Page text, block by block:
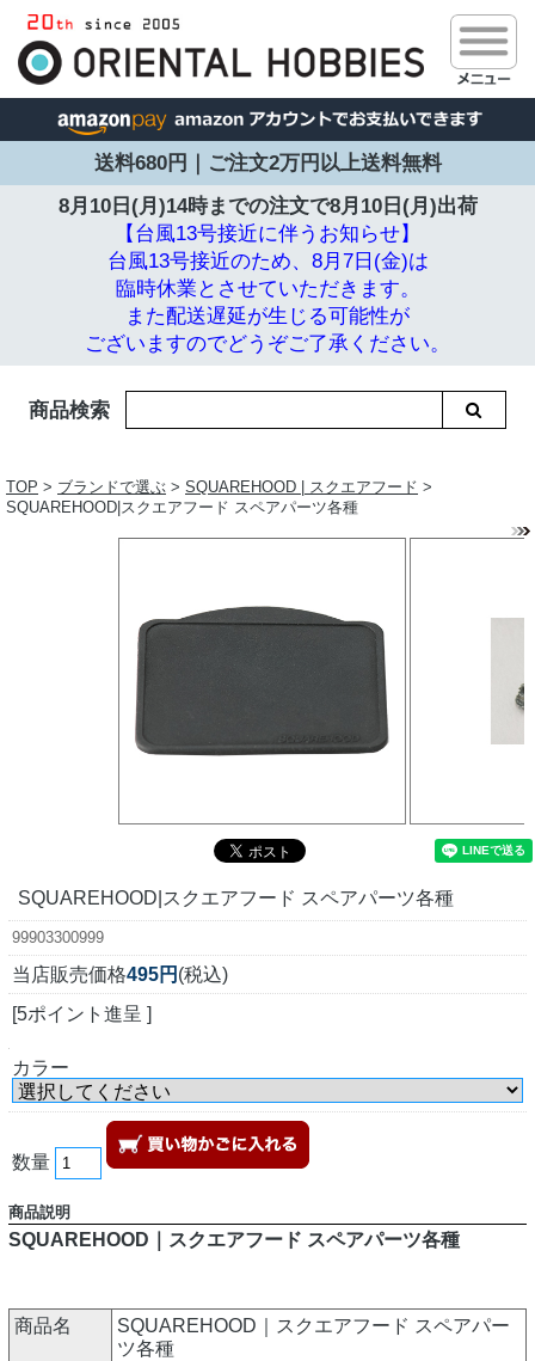
送料680円｜ご注文2万円以上送料無料
8月10日(月)14時までの注文で8月10日(月)出荷
【台風13号接近に伴うお知らせ】
台風13号接近のため、8月7日(金)は
臨時休業とさせていただきます。
また配送遅延が生じる可能性が
ございますのでどうぞご了承ください。
商品検索
TOP > ブランドで選ぶ > SQUAREHOOD | スクエアフード >
SQUAREHOOD|スクエアフード スペアパーツ各種
SQUAREHOOD|スクエアフード スペアパーツ各種
99903300999
当店販売価格495円 (税込)
[5ポイント進呈 ]
カラー
数量
商品説明
SQUAREHOOD｜スクエアフード スペアパーツ各種
商品名
SQUAREHOOD｜スクエアフード スペアパー
ツ各種